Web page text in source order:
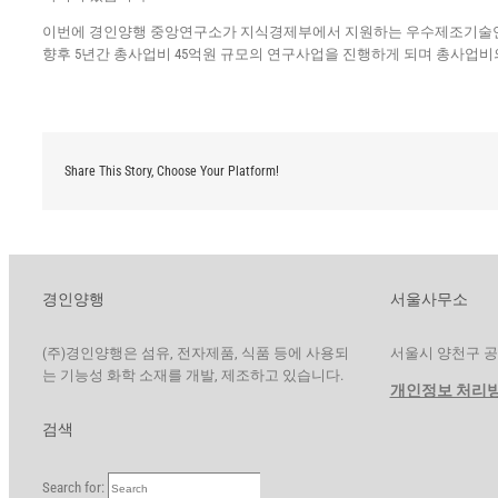
이번에 경인양행 중앙연구소가 지식경제부에서 지원하는 우수제조기
향후 5년간 총사업비 45억원 규모의 연구사업을 진행하게 되며 총사업
Share This Story, Choose Your Platform!
경인양행
(주)경인양행은 섬유, 전자제품, 식품 등에 사용되
는 기능성 화학 소재를 개발, 제조하고 있습니다.
서울사무소
서울시 양천구 공
개인정보 처리
검색
Search for: